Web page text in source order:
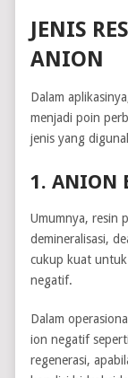
JENIS
ANION
Dalam
menjadi poin
jenis yang
1. ANION
Umumnya, resin
demineralisasi,
cukup kuat
negatif.
Dalam
ion negatif
regenerasi,